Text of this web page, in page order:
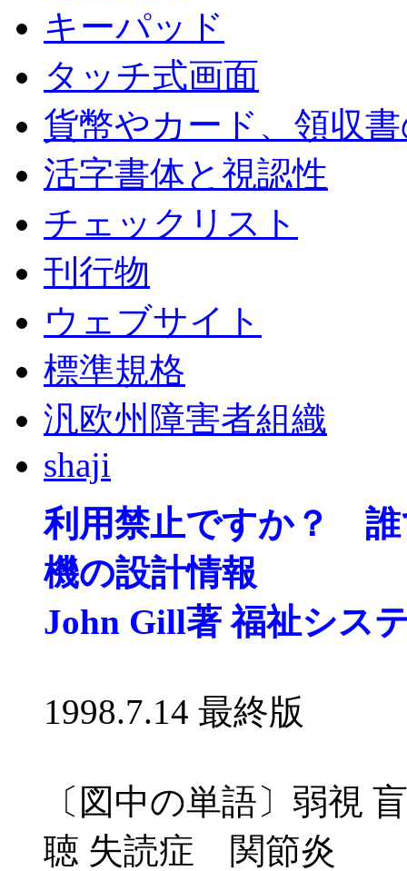
キーパッド
タッチ式画面
貨幣やカード、領収
活字書体と視認性
チェックリスト
刊行物
ウェブサイト
標準規格
汎欧州障害者組織
shaji
利用禁止ですか？ 誰
機の設計情報
John Gill著 福祉シス
1998.7.14 最終版
〔図中の単語〕弱視
聴 失読症 関節炎